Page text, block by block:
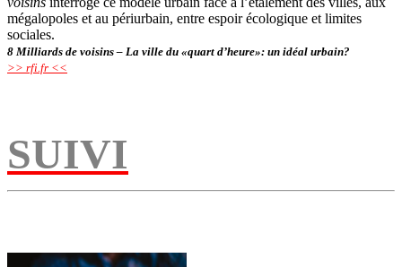
mégalopoles et au périurbain, entre espoir écologique et limites
sociales.
8 Milliards de voisins – La ville du «quart d’heure»: un idéal urbain?
>> rfi.fr <<
SUIVI